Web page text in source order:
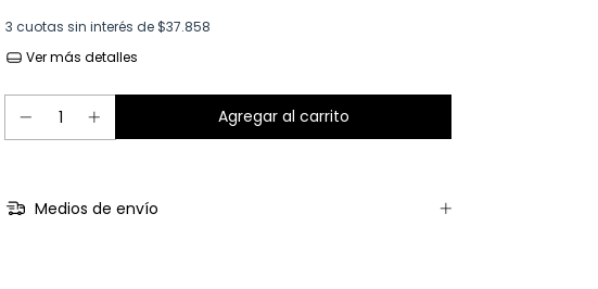
3 cuotas sin interés de$37.858
Ver más detalles
Medios de envío